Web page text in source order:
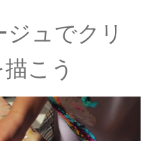
ジュでクリ
こう